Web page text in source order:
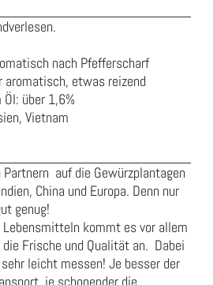
nach Pfefferscharf
aromatisch, etwas reizend
über 1,6%
Vietnam
auf die Gewürzplantagen
China und Europa. Denn nur
genug!
Lebensmitteln kommt es vor allem
Frische und Qualität an. Dabei
leicht messen! Je besser der